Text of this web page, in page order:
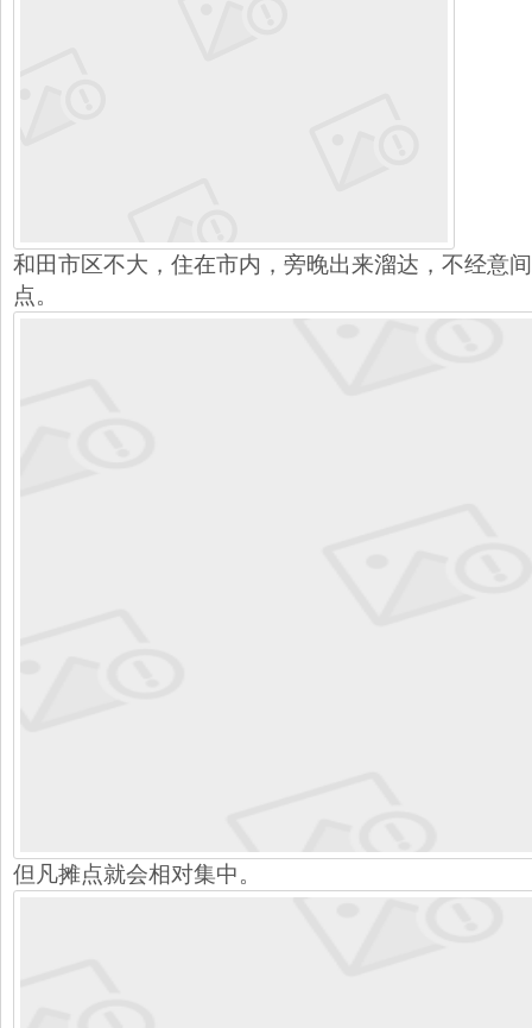
和田市区不大，住在市内，旁晚出来溜达，不经意
点。
但凡摊点就会相对集中。